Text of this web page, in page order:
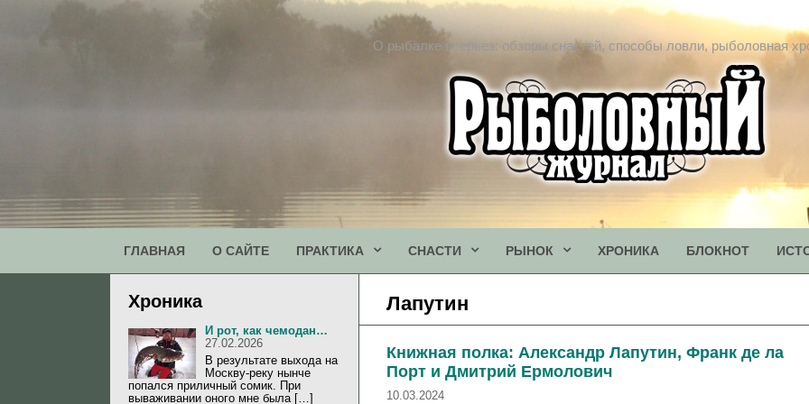
О рыбалке всерьез: обзоры снастей, способы ловли, рыболовная
ГЛАВНАЯ О САЙТЕ ПРАКТИКА СНАСТИ РЫНОК ХРОНИКА БЛОКНОТ
Лапутин
Книжная полка: Александр Лапутин, Франк де ла
Порт и Дмитрий Ермолович
10.03.2024
Хроника
И рот, как чемодан…
27.02.2026
В результате выхода на
Москву-реку нынче
попался приличный сомик. При
вываживании оного мне была […]